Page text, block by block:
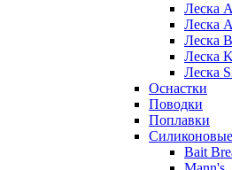
Леска
Леска
Леска
Леска
Леска
Оснастки
Поводки
Поплавки
Bait